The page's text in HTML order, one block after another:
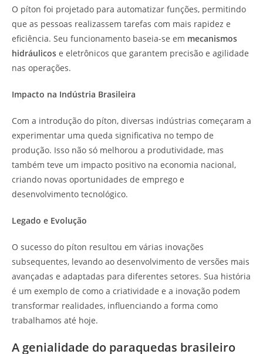
O píton foi projetado para automatizar funções, permitindo
que as pessoas realizassem tarefas com mais rapidez e
eficiência. Seu funcionamento baseia-se em mecanismos
hidráulicos e eletrônicos que garantem precisão e agilidade
nas operações.
Impacto na Indústria Brasileira
Com a introdução do píton, diversas indústrias começaram a
experimentar uma queda significativa no tempo de
produção. Isso não só melhorou a produtividade, mas
também teve um impacto positivo na economia nacional,
criando novas oportunidades de emprego e
desenvolvimento tecnológico.
Legado e Evolução
O sucesso do píton resultou em várias inovações
subsequentes, levando ao desenvolvimento de versões mais
avançadas e adaptadas para diferentes setores. Sua história
é um exemplo de como a criatividade e a inovação podem
transformar realidades, influenciando a forma como
trabalhamos até hoje.
A genialidade do paraquedas brasileiro